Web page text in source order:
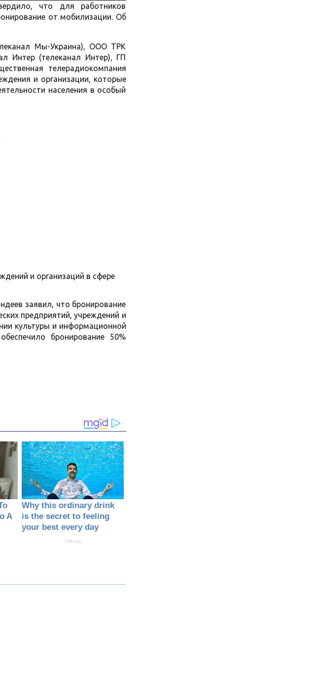
что для работников
от мобилизации. Об
Мы-Украина), ООО ТРК
Интер (телеканал Интер), ГП
телерадиокомпания
и организации, которые
населения в особый
и организаций в сфере
заявил, что бронирование
предприятий, учреждений и
культуры и информационной
бронирование 50%